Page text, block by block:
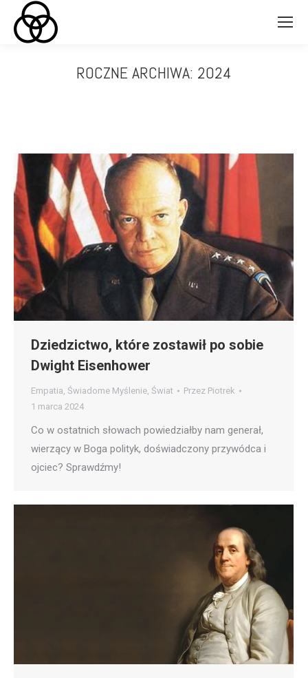
ROCZNE ARCHIWA: 2024
Dziedzictwo, które zostawił po sobie
Dwight Eisenhower
Empatia, Świadome Myślenie, Świat Przez Piotrek
1 marca 2024
Co w ostatnich słowach powiedziałby nam generał,
wierzący w Boga polityk, doświadczony przywódca i
ojciec? Sprawdźmy!